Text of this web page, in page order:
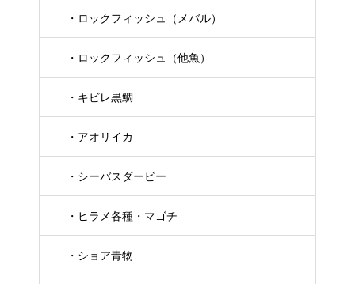
・ロックフィッシュ（メバル）
・ロックフィッシュ（他魚）
・キビレ黒鯛
・アオリイカ
・シーバスダービー
・ヒラメ各種・マゴチ
・ショア青物